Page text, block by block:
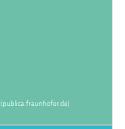
(publica.fraunhofer.de)